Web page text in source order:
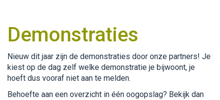
Demonstraties
Nieuw dit jaar zijn de demonstraties door onze partners! Je
kiest op de dag zelf welke demonstratie je bijwoont, je
hoeft dus vooraf niet aan te melden.
Behoefte aan een overzicht in één oogopslag? Bekijk dan